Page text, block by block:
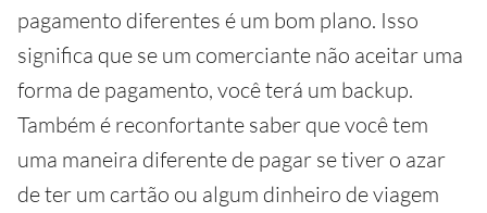
pagamento diferentes é um bom plano. Isso
significa que se um comerciante não aceitar uma
forma de pagamento, você terá um backup.
Também é reconfortante saber que você tem
uma maneira diferente de pagar se tiver o azar
de ter um cartão ou algum dinheiro de viagem